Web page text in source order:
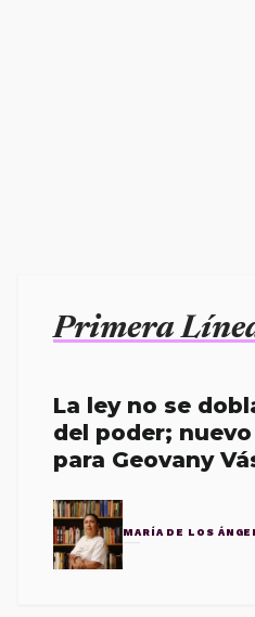
Primera
La ley no se
del poder;
para Geovany
MARÍA DE LOS